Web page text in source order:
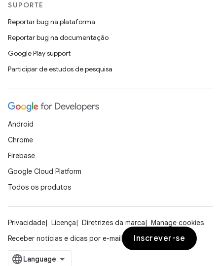
SUPORTE
Reportar bug na plataforma
Reportar bug na documentação
Google Play support
Participar de estudos de pesquisa
Android
Chrome
Firebase
Google Cloud Platform
Todos os produtos
Privacidade Licença Diretrizes da marca
Manage cookies
Receber notícias e dicas por e-mail
Inscrever-se